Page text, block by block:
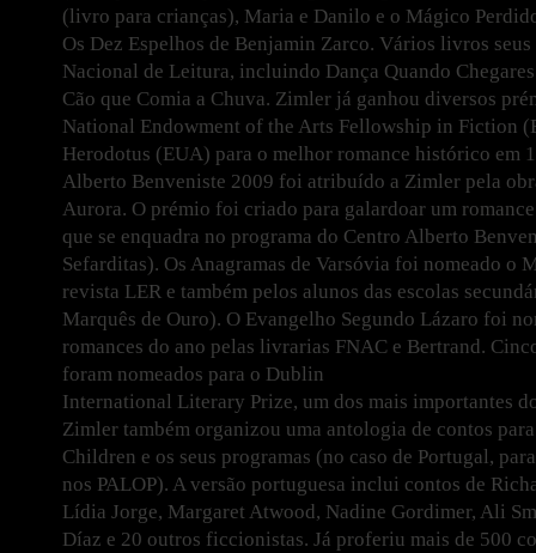
(livro para crianças), Maria e Danilo e o Mágico
Os Dez Espelhos de Benjamin Zarco. Vários livros
Nacional de Leitura, incluindo Dança Quando Chegares
Cão que Comia a Chuva. Zimler já ganhou diversos
National Endowment of the Arts Fellowship in Fiction
Herodotus (EUA) para o melhor romance histórico em
Alberto Benveniste 2009 foi atribuído a Zimler pela
Aurora. O prémio foi criado para galardoar um
que se enquadra no programa do Centro Alberto
Sefarditas). Os Anagramas de Varsóvia foi nomeado o
revista LER e também pelos alunos das escolas
Marquês de Ouro). O Evangelho Segundo Lázaro foi
romances do ano pelas livrarias FNAC e Bertrand.
foram nomeados para o Dublin
International Literary Prize, um dos mais importantes
Zimler também organizou uma antologia de contos
Children e os seus programas (no caso de Portugal,
nos PALOP). A versão portuguesa inclui contos de
Lídia Jorge, Margaret Atwood, Nadine Gordimer, Ali
Díaz e 20 outros ficcionistas. Já proferiu mais de 500